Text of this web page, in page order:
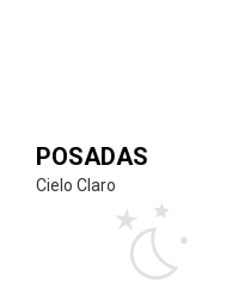
POSADAS
Cielo Claro